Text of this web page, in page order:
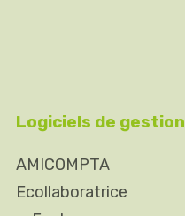
Logiciels de gestion
AMICOMPTA
Ecollaboratrice